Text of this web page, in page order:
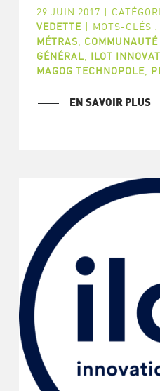
29 JUIN 2017 |
VEDETTE | MOTS-CLÉS :
MÉTRAS,
GÉNÉRAL, ILOT
MAGOG TECHNOPOLE,
EN SAVOIR PLUS